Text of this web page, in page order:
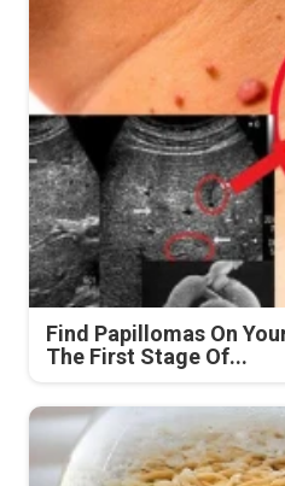
Find Papillomas On
The First Stage Of...